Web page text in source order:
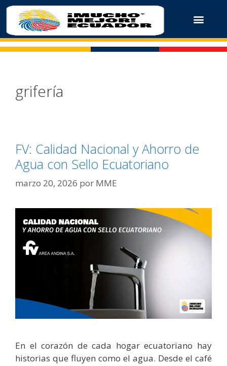
grifería
FV: Calidad Nacional y Ahorro de
Agua con Sello Ecuatoriano
marzo 20, 2026 por MME
En el corazón de cada hogar ecuatoriano hay
historias que fluyen como el agua. Desde el café